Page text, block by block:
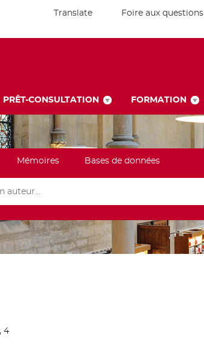
Translate Foire aux questions
PRÊT-CONSULTATION FORMATION
Mémoires Bases de données
4